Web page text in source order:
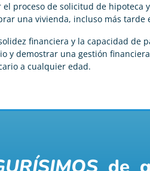
proceso de solicitud de hipoteca
una vivienda, incluso más tarde
financiera y la capacidad de
y demostrar una gestión
a cualquier edad.